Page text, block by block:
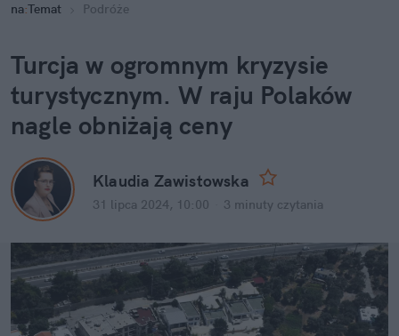
Rozrywka
na:Temat Podróże
Turcja w ogromnym kryzysie
turystycznym. W raju Polaków
nagle obniżają ceny
Klaudia Zawistowska
31 lipca 2024, 10:00 3 minuty czytania